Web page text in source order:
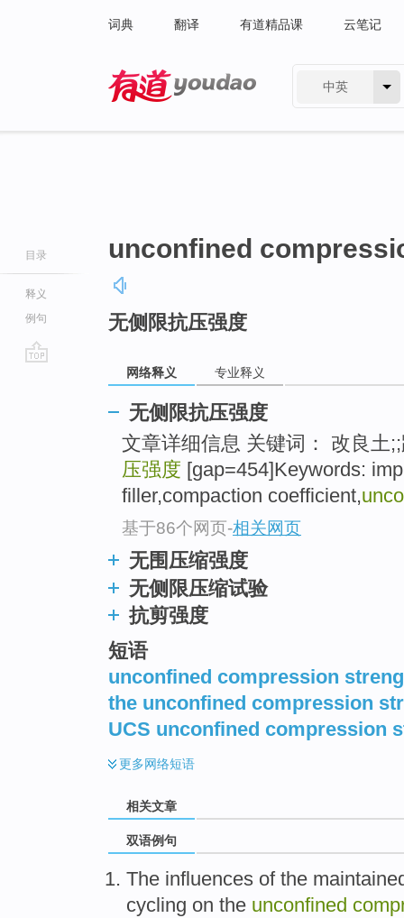
词典 翻译 有道精品课 云笔记
中英
目录
释义
例句
unconfined
无侧限抗压强度
网络释义 专业释义
无侧限抗压强度
文章详细信息 关键词： 改良土
压强度 [gap=454]Keywords:
filler,compaction coefficient,
基于86个网页-相关网页
无围压缩强度
无侧限压缩试验
抗剪强度
短语
unconfined compression
the unconfined compression
UCS unconfined compression
更多网络短语
相关文章
双语例句
The influences ofthe
cycling on the unconfined